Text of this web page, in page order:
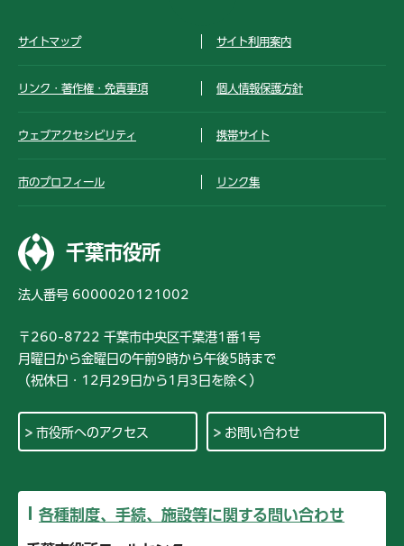
サイトマップ サイト利用案内
リンク・著作権・免責事項 個人情報保護方針
ウェブアクセシビリティ 携帯サイト
市のプロフィール リンク集
千葉市役所
法人番号 6000020121002
〒260-8722 千葉市中央区千葉港1番1号
月曜日から金曜日の午前9時から午後5時まで
（祝休日・12月29日から1月3日を除く）
市役所へのアクセス お問い合わせ
各種制度、手続、施設等に関する問い合わせ